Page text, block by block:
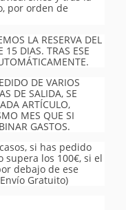
por orden de
LA RESERVA DEL
15 DIAS. TRAS ESE
DE VARIOS
DE SALIDA, SE
ARTÍCULO,
MES QUE SI
GASTOS.
si has pedido
los 100€, si el
debajo de ese
Gratuito)